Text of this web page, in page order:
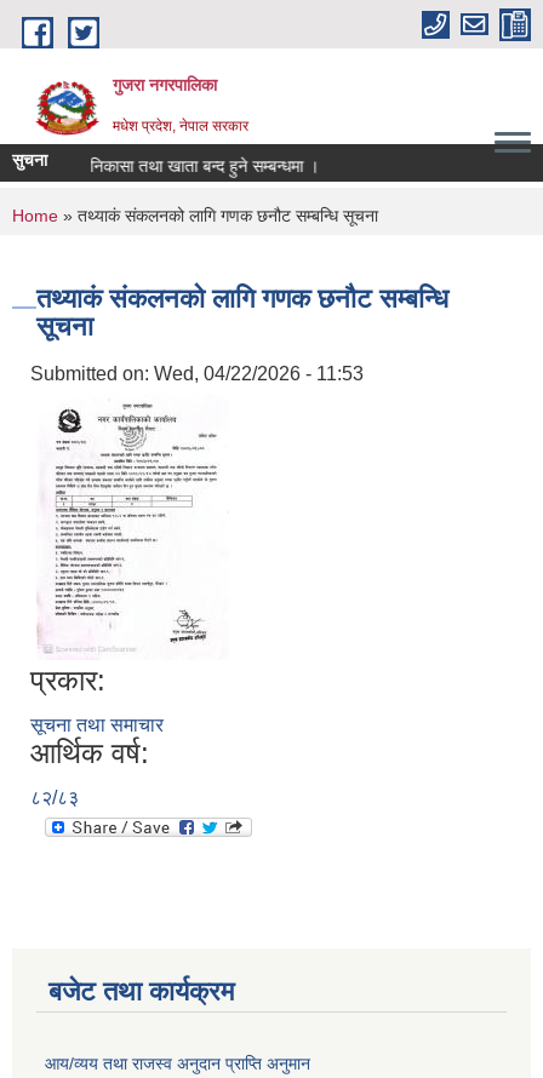
Skip to main content
गुजरा नगरपालिका
मधेश प्रदेश, नेपाल सरकार
सुचना निकासा तथा खाता बन्द हुने सम्बन्धमा ।
You are here
Home » तथ्याकं संकलनको लागि गणक छनौट सम्बन्धि सूचना
तथ्याकं संकलनको लागि गणक छनौट सम्बन्धि
सूचना
Submitted on: Wed, 04/22/2026 - 11:53
प्रकार:
सूचना तथा समाचार
आर्थिक वर्ष:
८२/८३
बजेट तथा कार्यक्रम
आय/व्यय तथा राजस्व अनुदान प्राप्ति अनुमान